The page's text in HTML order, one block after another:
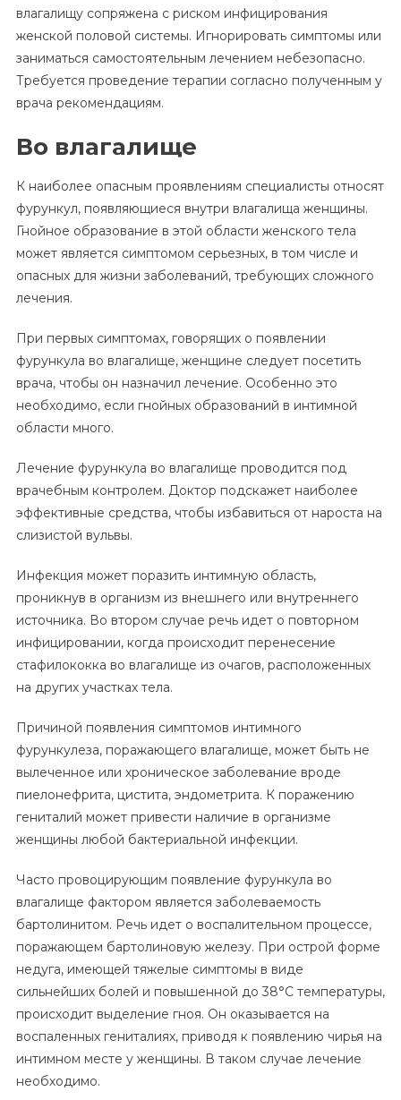
влагалищу сопряжена с риском инфицирования
женской половой системы. Игнорировать симптомы или
заниматься самостоятельным лечением небезопасно.
Требуется проведение терапии согласно полученным у
врача рекомендациям.
Во влагалище
К наиболее опасным проявлениям специалисты относят
фурункул, появляющиеся внутри влагалища женщины.
Гнойное образование в этой области женского тела
может является симптомом серьезных, в том числе и
опасных для жизни заболеваний, требующих сложного
лечения.
При первых симптомах, говорящих о появлении
фурункула во влагалище, женщине следует посетить
врача, чтобы он назначил лечение. Особенно это
необходимо, если гнойных образований в интимной
области много.
Лечение фурункула во влагалище проводится под
врачебным контролем. Доктор подскажет наиболее
эффективные средства, чтобы избавиться от нароста на
слизистой вульвы.
Инфекция может поразить интимную область,
проникнув в организм из внешнего или внутреннего
источника. Во втором случае речь идет о повторном
инфицировании, когда происходит перенесение
стафилококка во влагалище из очагов, расположенных
на других участках тела.
Причиной появления симптомов интимного
фурункулеза, поражающего влагалище, может быть не
вылеченное или хроническое заболевание вроде
пиелонефрита, цистита, эндометрита. К поражению
гениталий может привести наличие в организме
женщины любой бактериальной инфекции.
Часто провоцирующим появление фурункула во
влагалище фактором является заболеваемость
бартолинитом. Речь идет о воспалительном процессе,
поражающем бартолиновую железу. При острой форме
недуга, имеющей тяжелые симптомы в виде
сильнейших болей и повышенной до 38°С температуры,
происходит выделение гноя. Он оказывается на
воспаленных гениталиях, приводя к появлению чирья на
интимном месте у женщины. В таком случае лечение
необходимо.